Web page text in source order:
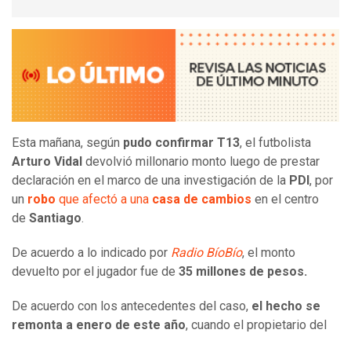
Esta mañana, según pudo confirmar T13, el futbolista
Arturo Vidal devolvió millonario monto luego de prestar
declaración en el marco de una investigación de la PDI, por
un robo que afectó a una casa de cambios en el centro
de Santiago.
De acuerdo a lo indicado por Radio BíoBío, el monto
devuelto por el jugador fue de 35 millones de pesos.
De acuerdo con los antecedentes del caso, el hecho se
remonta a enero de este año, cuando el propietario del